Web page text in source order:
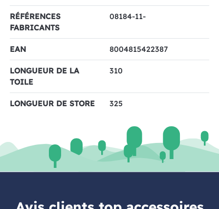
RÉFÉRENCES
FABRICANTS
08184-11-
EAN 8004815422387
LONGUEUR DE LA
TOILE
310
LONGUEUR DE STORE 325